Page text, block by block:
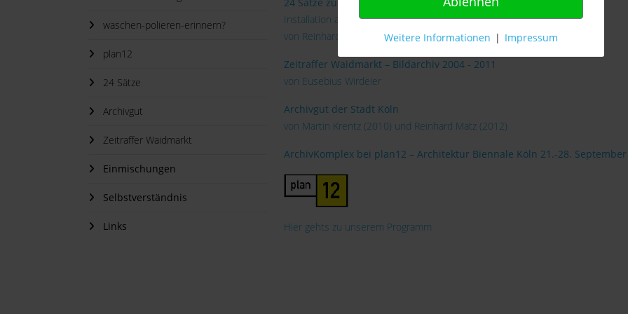
waschen-polieren-erinnern?
plan12
24 Sätze
Archivgut
Zeitraffer Waidmarkt
Einmischungen
Selbstverständnis
Links
Installation am Bauzaun März 2012 bis Oktober 2015
von Reinhard Matz
Zeitraffer Waidmarkt – Bildarchiv 2004 - 2011
von Eusebius Wirdeier
Archivgut der Stadt Köln
von Martin Krentz (2010) und Reinhard Matz (2012)
ArchivKomplex bei plan12 – Architektur Biennale Köln 21.-28.
Hier gehts zu unserem Programm
Weitere Informationen | Impressum